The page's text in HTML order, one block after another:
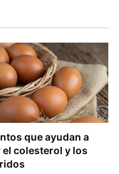
que ayudan a
colesterol y los